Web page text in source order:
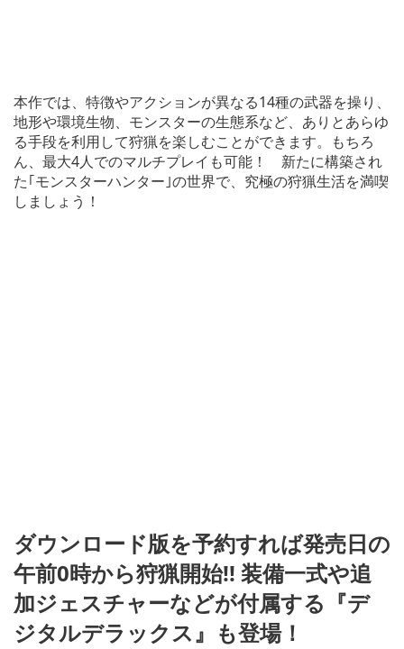
本作では、特徴やアクションが異なる14種の武器を操り、
地形や環境生物、モンスターの生態系など、ありとあらゆ
る手段を利用して狩猟を楽しむことができます。もちろ
ん、最大4人でのマルチプレイも可能！ 新たに構築され
た｢モンスターハンター｣の世界で、究極の狩猟生活を満喫
しましょう！
ダウンロード版を予約すれば発売日の
午前0時から狩猟開始!! 装備一式や追
加ジェスチャーなどが付属する『デ
ジタルデラックス』も登場！